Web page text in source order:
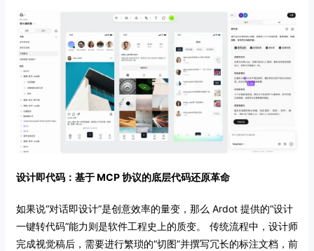
设计即代码：基于 MCP 协议的底层代码还原革命
如果说“对话即设计”是创意效率的量变，那么 Ardot 提供的“设计
一键转代码”能力则是软件工程史上的质变。
传统流程中，设计师
完成视觉稿后，需要进行繁琐的“切图”并撰写冗长的标注文档，前